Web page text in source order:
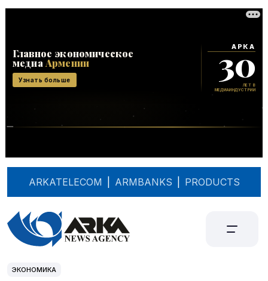
ARKATELECOM ARMBANKS PRODUCTS
ЭКОНОМИКА